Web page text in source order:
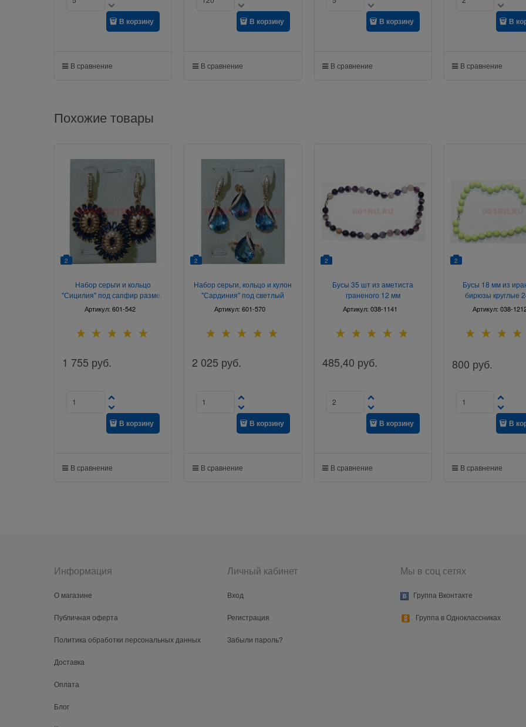
В корзину
В сравнение
В корзину
В сравнение
В корзину
В сравнение
В
В сравнение
Похожие товары
2
Набор серьги и кольцо
"Сицилия" под сапфир размер
17-20
Артикул:601-542
1 755 руб.
В корзину
В сравнение
2
Набор серьги, кольцо и кулон
"Сардиния" под светлый
аметист размер 17-20
Артикул:601-570
2 025 руб.
В корзину
В сравнение
2
Бусы 35 шт из аметиста
граненого 12 мм
Артикул: 038-1141
485,40 руб.
В корзину
В сравнение
2
Бусы 18 мм из
бирюзы круглые
Артикул: 038-
800 руб.
В
В сравнение
Информация
О магазине
Публичная оферта
Политика обработки персональных данных
Доставка
Оплата
Блог
Личный кабинет
Вход
Регистрация
Забыли пароль?
Мы в соц сетях
Группа Вконтакте
Группа в Одноклассниках